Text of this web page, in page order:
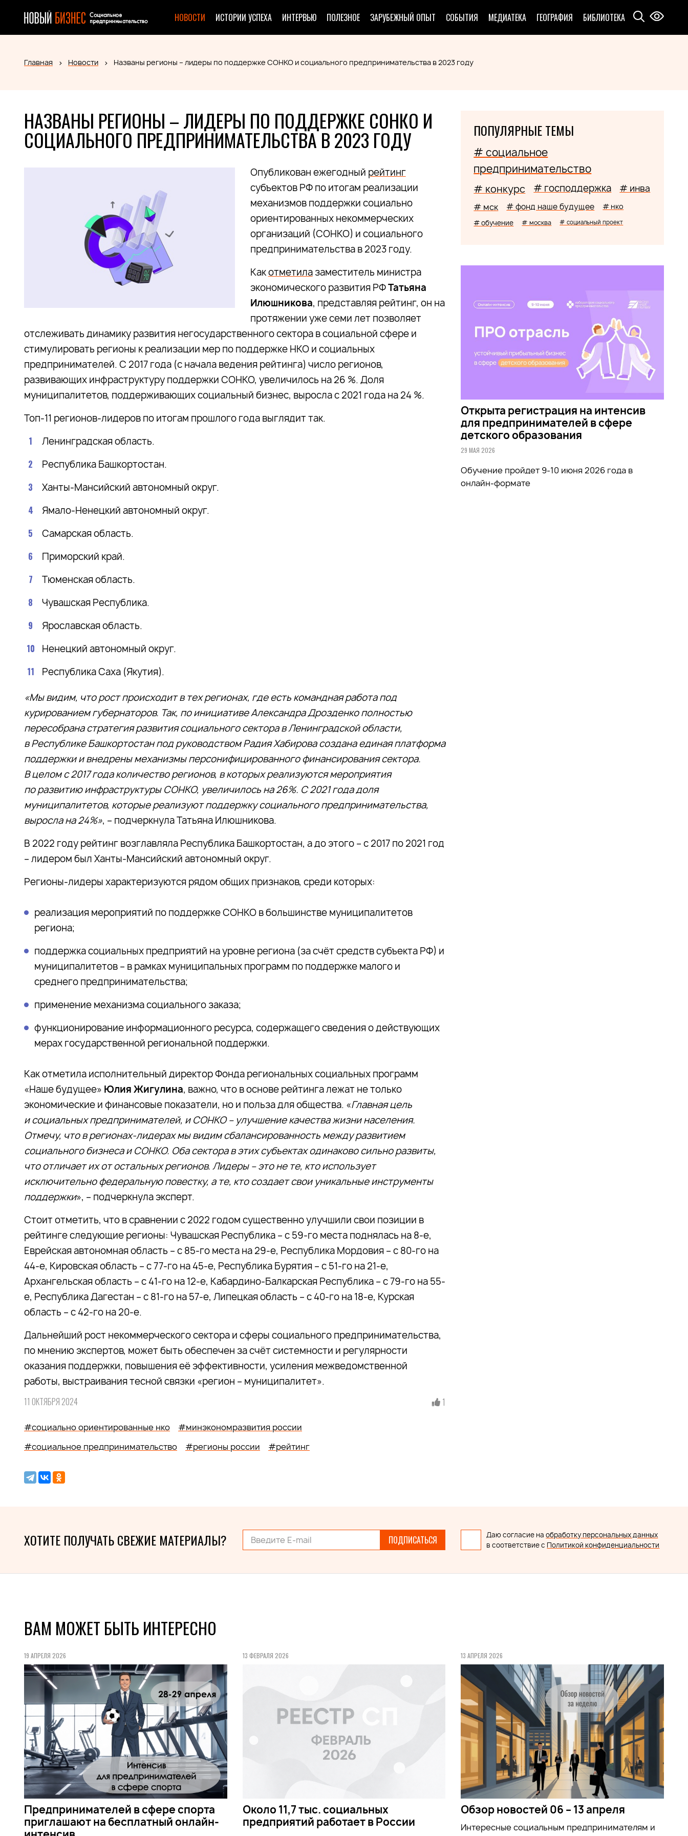
НОВОСТИ ИСТОРИИ УСПЕХА ИНТЕРВЬЮ ПОЛЕЗНОЕ ЗАРУБЕЖНЫЙ ОПЫТ СОБЫТИЯ МЕДИАТЕКА ГЕОГРАФИЯ БИБЛИОТЕКА
Главная Новости Названы регионы – лидеры по поддержке СОНКО и социального предпринимательства в 2023 году
НАЗВАНЫ РЕГИОНЫ – ЛИДЕРЫ ПО ПОДДЕРЖКЕ СОНКО И
СОЦИАЛЬНОГО ПРЕДПРИНИМАТЕЛЬСТВА В 2023 ГОДУ
Опубликован ежегодный рейтинг
субъектов РФ по итогам реализации
механизмов поддержки социально
ориентированных некоммерческих
организаций (СОНКО) и социального
предпринимательства в 2023 году.
Какотметилазаместитель министра
экономического развития РФТатьяна
Илюшникова, представляя рейтинг, он на
протяжении уже семи лет позволяет
отслеживать динамику развития негосударственного сектора в социальной сфере и
стимулировать регионы к реализации мер по поддержке НКО и социальных
предпринимателей. С 2017 года (с начала ведения рейтинга) число регионов,
развивающих инфраструктуру поддержки СОНКО, увеличилось на 26 %. Доля
муниципалитетов, поддерживающих социальный бизнес, выросла с 2021 года на 24 %.
Топ-11 регионов-лидеров по итогам прошлого года выглядит так.
Ленинградская область.
Республика Башкортостан.
Ханты-Мансийский автономный округ.
Ямало-Ненецкий автономный округ.
Самарская область.
Приморский край.
Тюменская область.
Чувашская Республика.
Ярославская область.
Ненецкий автономный округ.
Республика Саха (Якутия).
«Мы видим, что рост происходит в тех регионах, где есть командная работа под
курированием губернаторов. Так, по инициативе Александра Дрозденко полностью
пересобрана стратегия развития социального сектора в Ленинградской области,
в Республике Башкортостан под руководством Радия Хабирова создана единая платформа
поддержки и внедрены механизмы персонифицированного финансирования сектора.
В целом с 2017 года количество регионов, в которых реализуются мероприятия
по развитию инфраструктуры СОНКО, увеличилось на 26%. С 2021 года доля
муниципалитетов, которые реализуют поддержку социального предпринимательства,
выросла на 24%», – подчеркнула Татьяна Илюшникова.
В 2022 году рейтинг возглавляла Республика Башкортостан, а до этого – с 2017 по 2021 год
– лидером был Ханты-Мансийский автономный округ.
Регионы-лидеры характеризуются рядом общих признаков, среди которых:
реализация мероприятий по поддержке СОНКО в большинстве муниципалитетов
региона;
поддержка социальных предприятий на уровне региона (за счёт средств субъекта РФ) и
муниципалитетов – в рамках муниципальных программ по поддержке малого и
среднего предпринимательства;
применение механизма социального заказа;
функционирование информационного ресурса, содержащего сведения о действующих
мерах государственной региональной поддержки.
Как отметила исполнительный директор Фонда региональных социальных программ
«Наше будущее» Юлия Жигулина, важно, что в основе рейтинга лежат не только
экономические и финансовые показатели, но и польза для общества. «Главная цель
и социальных предпринимателей, и СОНКО – улучшение качества жизни населения.
Отмечу, что в регионах-лидерах мы видим сбалансированность между развитием
социального бизнеса и СОНКО. Оба сектора в этих субъектах одинаково сильно развиты,
что отличает их от остальных регионов. Лидеры – это не те, кто использует
исключительно федеральную повестку, а те, кто создает свои уникальные инструменты
поддержки», – подчеркнула эксперт.
Стоит отметить, что в сравнении с 2022 годом существенно улучшили свои позиции в
рейтинге следующие регионы: Чувашская Республика – с 59-го места поднялась на 8-е,
Еврейская автономная область – с 85-го места на 29-е, Республика Мордовия – с 80-го на
44-е, Кировская область – с 77-го на 45-е, Республика Бурятия – с 51-го на 21-е,
Архангельская область – с 41-го на 12-е, Кабардино-Балкарская Республика – с 79-го на 55-
е, Республика Дагестан – с 81-го на 57-е, Липецкая область – с 40-го на 18-е, Курская
область – с 42-го на 20-е.
Дальнейший рост некоммерческого сектора и сферы социального предпринимательства,
по мнению экспертов, может быть обеспечен за счёт системности и регулярности
оказания поддержки, повышения её эффективности, усиления межведомственной
работы, выстраивания тесной связки «регион – муниципалитет».
11 ОКТЯБРЯ 2024 1
#социально ориентированные нко
#минэкономразвития россии
#социальное предпринимательство
#регионы россии #рейтинг
ПОПУЛЯРНЫЕ ТЕМЫ
# социальное
предпринимательство
# конкурс # господдержка # инва
# мск # фонд наше будущее # нко
# обучение # москва # социальный проект
Открыта регистрация на интенсив
для предпринимателей в сфере
детского образования
29 МАЯ 2026
Обучение пройдет 9-10 июня 2026 года в
онлайн-формате
ХОТИТЕ ПОЛУЧАТЬ СВЕЖИЕ МАТЕРИАЛЫ? ПОДПИСАТЬСЯ Даю согласие наобработку персональных данных
в соответствие с Политикой конфиденциальности
ВАМ МОЖЕТ БЫТЬ ИНТЕРЕСНО
19 АПРЕЛЯ 2026
Предпринимателей в сфере спорта
приглашают на бесплатный онлайн-
13 ФЕВРАЛЯ 2026
Около 11,7 тыс. социальных
предприятий работает в России
13 АПРЕЛЯ 2026
Обзор новостей 06 – 13 апреля
Интересные социальным предпринимателям и